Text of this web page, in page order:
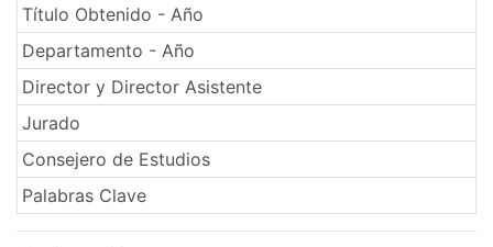
Título Obtenido - Año
Departamento - Año
Director y Director Asistente
Jurado
Consejero de Estudios
Palabras Clave